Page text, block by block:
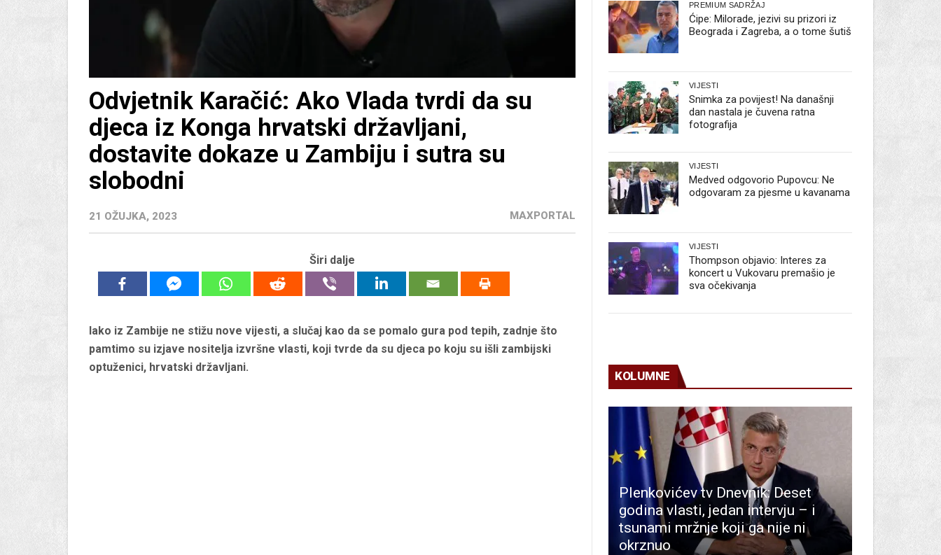
Odvjetnik Karačić: Ako Vlada tvrdi da su
djeca iz Konga hrvatski državljani,
dostavite dokaze u Zambiju i sutra su
slobodni
21 OŽUJKA, 2023 MAXPORTAL
Širi dalje
Iako iz Zambije ne stižu nove vijesti, a slučaj kao da se pomalo gura pod tepih, zadnje što
pamtimo su izjave nositelja izvršne vlasti, koji tvrde da su djeca po koju su išli zambijski
optuženici, hrvatski državljani.
PREMIUM SADRŽAJ
Ćipe: Milorade, jezivi su prizori iz
Beograda i Zagreba, a o tome šutiš
VIJESTI
Snimka za povijest! Na današnji
dan nastala je čuvena ratna
fotografija
VIJESTI
Medved odgovorio Pupovcu: Ne
odgovaram za pjesme u kavanama
VIJESTI
Thompson objavio: Interes za
koncert u Vukovaru premašio je
sva očekivanja
KOLUMNE
Plenkovićev tv Dnevnik: Deset
godina vlasti, jedan intervju – i
tsunami mržnje koji ga nije ni
okrznuo